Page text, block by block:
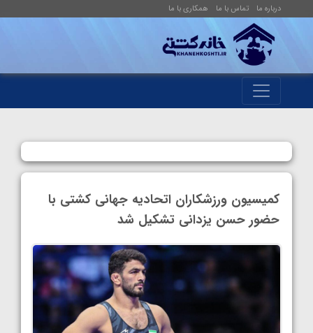
درباره ما تماس با ما همکاری با ما
کمیسیون ورزشکاران اتحادیه جهانی کشتی با
حضور حسن یزدانی تشکیل شد